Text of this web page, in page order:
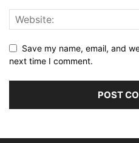
Save my name, email, and
next time I comment.